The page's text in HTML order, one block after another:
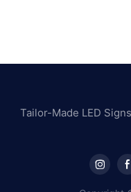
Tailor-Made LED